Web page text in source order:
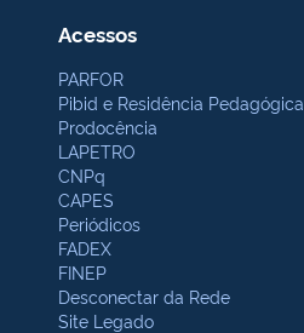
Acessos
PARFOR
Pibid e Residência Pedagógica
Prodocência
LAPETRO
CNPq
CAPES
Periódicos
FADEX
FINEP
Desconectar da Rede
Site Legado